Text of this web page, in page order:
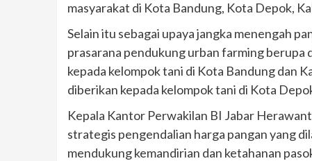
masyarakat di Kota Bandung, Kota Depok,
Selain itu sebagai upaya jangka menengah
prasarana pendukung urban farming berupa
kepada kelompok tani di Kota Bandung dan
diberikan kepada kelompok tani di Kota
Kepala Kantor Perwakilan BI Jabar
strategis pengendalian harga pangan yang
mendukung kemandirian dan ketahanan